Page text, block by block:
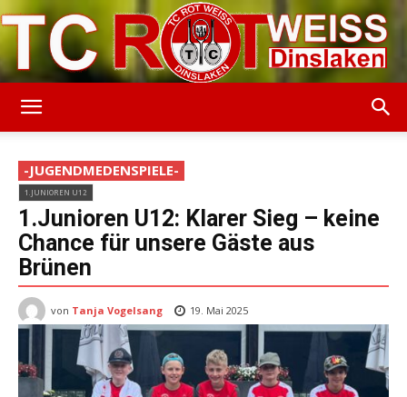
Weiss
Dinslaken
-JUGENDMEDENSPIELE-
1.JUNIOREN U12
1.Junioren U12: Klarer Sieg – keine
Chance für unsere Gäste aus
Brünen
von Tanja Vogelsang 19. Mai 2025